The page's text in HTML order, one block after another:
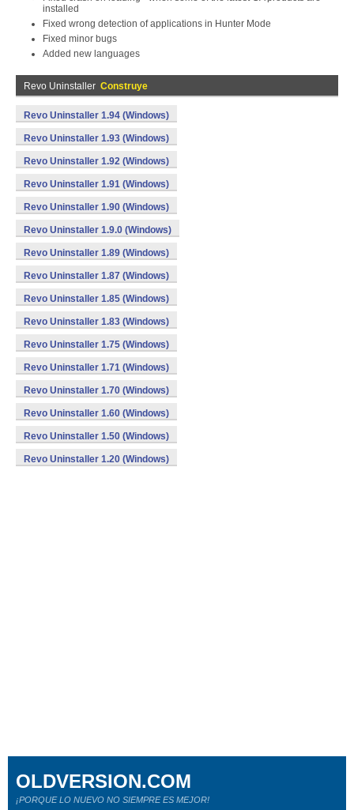
installed
Fixed wrong detection of applications in Hunter Mode
Fixed minor bugs
Added new languages
Revo Uninstaller Construye
Revo Uninstaller 1.94 (Windows)
Revo Uninstaller 1.93 (Windows)
Revo Uninstaller 1.92 (Windows)
Revo Uninstaller 1.91 (Windows)
Revo Uninstaller 1.90 (Windows)
Revo Uninstaller 1.9.0 (Windows)
Revo Uninstaller 1.89 (Windows)
Revo Uninstaller 1.87 (Windows)
Revo Uninstaller 1.85 (Windows)
Revo Uninstaller 1.83 (Windows)
Revo Uninstaller 1.75 (Windows)
Revo Uninstaller 1.71 (Windows)
Revo Uninstaller 1.70 (Windows)
Revo Uninstaller 1.60 (Windows)
Revo Uninstaller 1.50 (Windows)
Revo Uninstaller 1.20 (Windows)
OLDVERSION.COM
¡PORQUE LO NUEVO NO SIEMPRE ES MEJOR!